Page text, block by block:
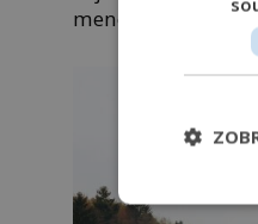
menopauzou